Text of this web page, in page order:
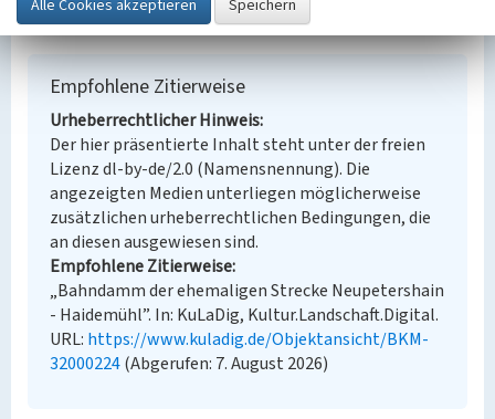
Empfohlene Zitierweise
Urheberrechtlicher Hinweis
Der hier präsentierte Inhalt steht unter der freien
Lizenz dl-by-de/2.0 (Namensnennung). Die
angezeigten Medien unterliegen möglicherweise
zusätzlichen urheberrechtlichen Bedingungen, die
an diesen ausgewiesen sind.
Empfohlene Zitierweise
„Bahndamm der ehemaligen Strecke Neupetershain
- Haidemühl”. In: KuLaDig, Kultur.Landschaft.Digital.
URL: https://www.kuladig.de/Objektansicht/BKM-
32000224(Abgerufen: 7. August 2026)